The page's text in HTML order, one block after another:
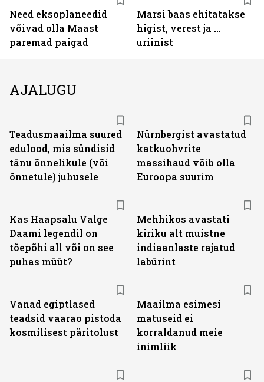
Need eksoplaneedid
võivad olla Maast
paremad paigad
Marsi baas ehitatakse
higist, verest ja ...
uriinist
AJALUGU
Teadusmaailma suured
edulood, mis sündisid
tänu õnnelikule (või
õnnetule) juhusele
Nürnbergist avastatud
katkuohvrite
massihaud võib olla
Euroopa suurim
Kas Haapsalu Valge
Daami legendil on
tõepõhi all või on see
puhas müüt?
Mehhikos avastati
kiriku alt muistne
indiaanlaste rajatud
labürint
Vanad egiptlased
teadsid vaarao pistoda
kosmilisest päritolust
Maailma esimesi
matuseid ei
korraldanud meie
inimliik